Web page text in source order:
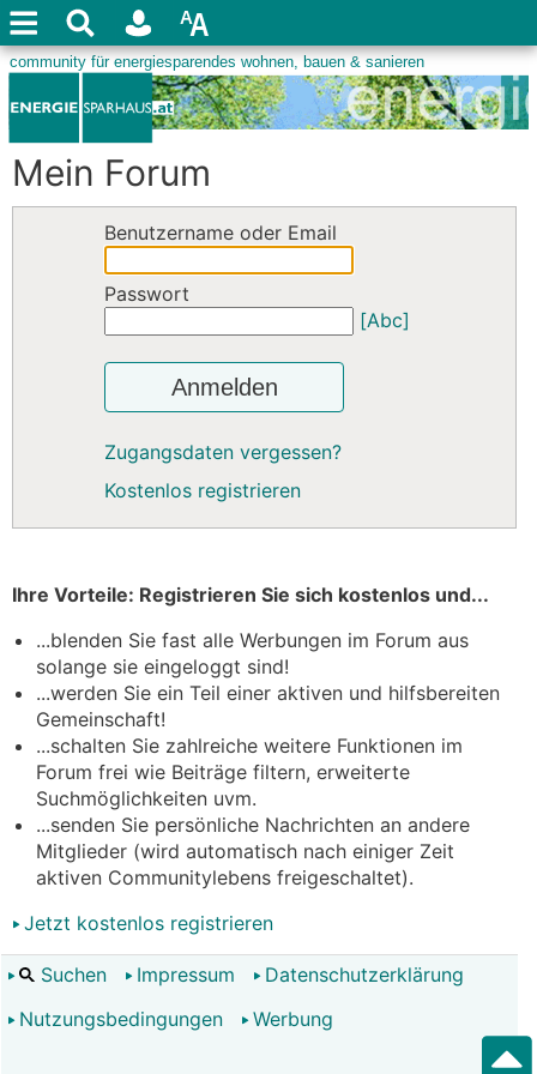
Mein Forum
Benutzername oder Email
Passwort
[Abc]
Anmelden
Zugangsdaten vergessen?
Kostenlos registrieren
Ihre Vorteile: Registrieren Sie sich kostenlos und...
...blenden Sie fast alle Werbungen im Forum aus
solange sie eingeloggt sind!
...werden Sie ein Teil einer aktiven und hilfsbereiten
Gemeinschaft!
...schalten Sie zahlreiche weitere Funktionen im
Forum frei wie Beiträge filtern, erweiterte
Suchmöglichkeiten uvm.
...senden Sie persönliche Nachrichten an andere
Mitglieder (wird automatisch nach einiger Zeit
aktiven Communitylebens freigeschaltet).
Jetzt kostenlos registrieren
Suchen Impressum
Datenschutzerklärung
Nutzungsbedingungen
Werbung